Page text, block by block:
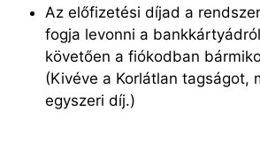
Az előfizetési díjad a
fogja levonni a
követően a fiókodban
(Kivéve a Korlátlan tagságot,
egyszeri díj.)